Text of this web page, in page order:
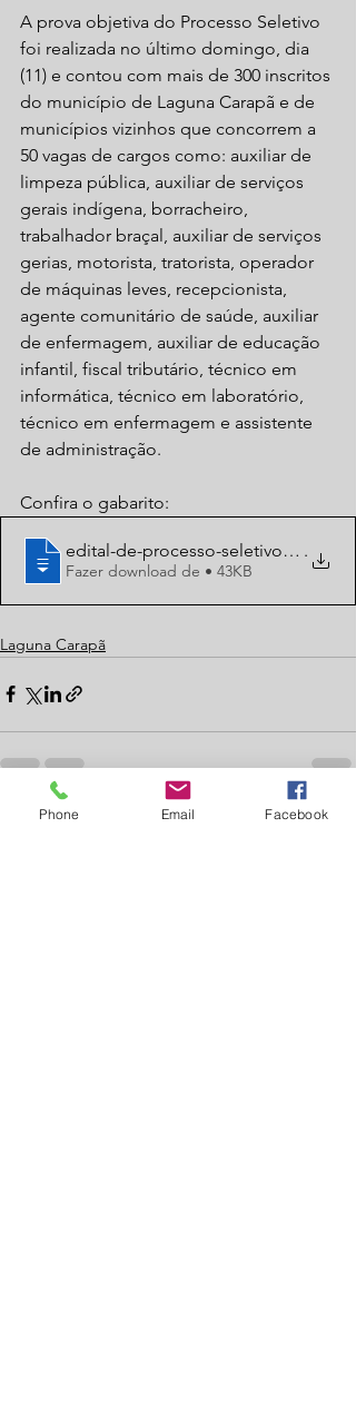
A prova objetiva do Processo Seletivo
foi realizada no último domingo, dia
(11) e contou com mais de 300 inscritos
do município de Laguna Carapã e de
municípios vizinhos que concorrem a
50 vagas de cargos como: auxiliar de
limpeza pública, auxiliar de serviços
gerais indígena, borracheiro,
trabalhador braçal, auxiliar de serviços
gerias, motorista, tratorista, operador
de máquinas leves, recepcionista,
agente comunitário de saúde, auxiliar
de enfermagem, auxiliar de educação
infantil, fiscal tributário, técnico em
informática, técnico em laboratório,
técnico em enfermagem e assistente
de administração.
Confira o gabarito:
edital-de-processo-seletivo- .
Fazer download de • 43KB
Laguna Carapã
Posts recentes Ver tudo
Phone Email Facebook